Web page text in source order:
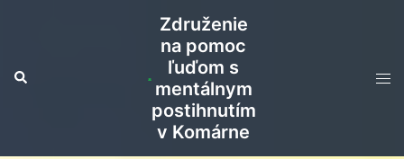
Search
Združenie
na pomoc
ľuďom s
mentálnym
postihnutím
v Komárne